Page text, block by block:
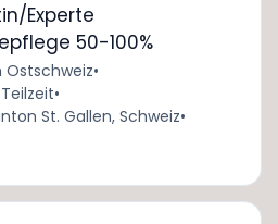
Experte
50-100%
Ostschweiz•
•
St. Gallen, Schweiz•